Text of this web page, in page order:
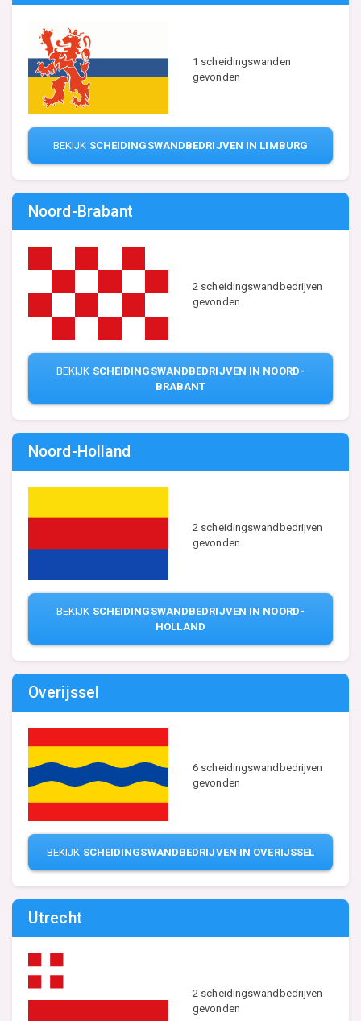
1 scheidingswanden
gevonden
BEKIJK SCHEIDINGSWANDBEDRIJVEN IN LIMBURG
Noord-Brabant
2 scheidingswandbedrijven
gevonden
BEKIJK SCHEIDINGSWANDBEDRIJVEN IN NOORD-
BRABANT
Noord-Holland
2 scheidingswandbedrijven
gevonden
BEKIJK SCHEIDINGSWANDBEDRIJVEN IN NOORD-
HOLLAND
Overijssel
6 scheidingswandbedrijven
gevonden
BEKIJK SCHEIDINGSWANDBEDRIJVEN IN OVERIJSSEL
Utrecht
2 scheidingswandbedrijven
gevonden